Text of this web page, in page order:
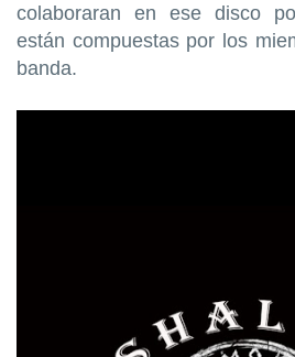
colaboraran en ese disco
están compuestas por los
banda.